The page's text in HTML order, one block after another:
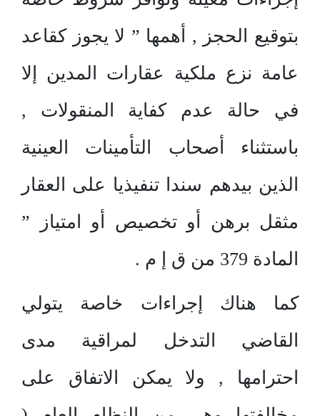
بتوقيع الحجز , أهمها ” لا يجوز كقاعد
عامة نزع ملكية عقارات المدين إلا
في حالة عدم كفاية المنقولات ,
باستثناء أصحاب التأمينات العينية
الذين بيدهم سندا تنفيذيا على العقار
مثقل برهن أو تخصيص أو امتياز ”
المادة 379 من ق إ م .
كما هناك إجراءات خاصة يتولي
القاضي التدخل لمراقية مدى
احترامها , ولا يمكن الاتفاق على